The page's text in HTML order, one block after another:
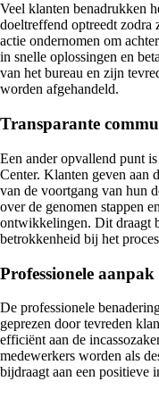
Veel klanten benadrukken
doeltreffend optreedt
actie ondernomen om
in snelle oplossingen en
van het bureau en zijn
worden afgehandeld.
Transparante
Een ander opvallend punt
Center. Klanten geven aan
van de voortgang van hun
over de genomen stappen
ontwikkelingen. Dit draagt
betrokkenheid bij het
Professionele aanpak
De professionele
geprezen door tevreden
efficiënt aan de
medewerkers worden als
bijdraagt aan een positieve